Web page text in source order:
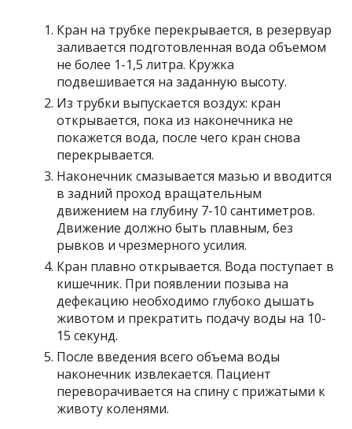
Кран на трубке перекрывается, в резервуар
заливается подготовленная вода объемом
не более 1-1,5 литра. Кружка
подвешивается на заданную высоту.
Из трубки выпускается воздух: кран
открывается, пока из наконечника не
покажется вода, после чего кран снова
перекрывается.
Наконечник смазывается мазью и вводится
в задний проход вращательным
движением на глубину 7-10 сантиметров.
Движение должно быть плавным, без
рывков и чрезмерного усилия.
Кран плавно открывается. Вода поступает в
кишечник. При появлении позыва на
дефекацию необходимо глубоко дышать
животом и прекратить подачу воды на 10-
15 секунд.
После введения всего объема воды
наконечник извлекается. Пациент
переворачивается на спину с прижатыми к
животу коленями.